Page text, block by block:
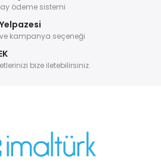
ödeme sistemi
kampanya seçeneği
bize iletebilirsiniz.